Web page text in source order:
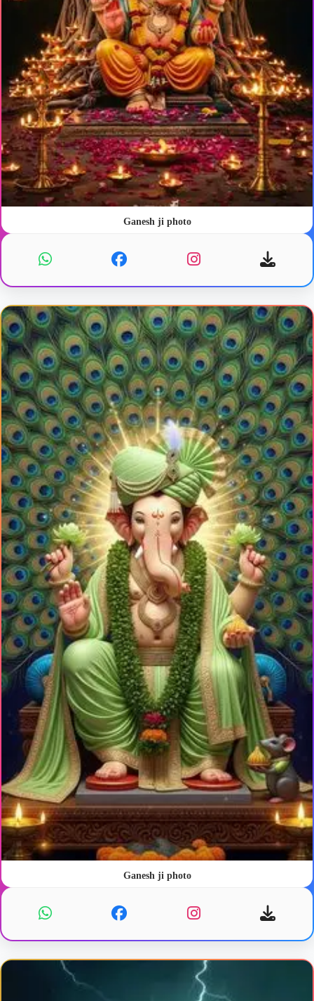
Ganesh ji photo
Ganesh ji photo